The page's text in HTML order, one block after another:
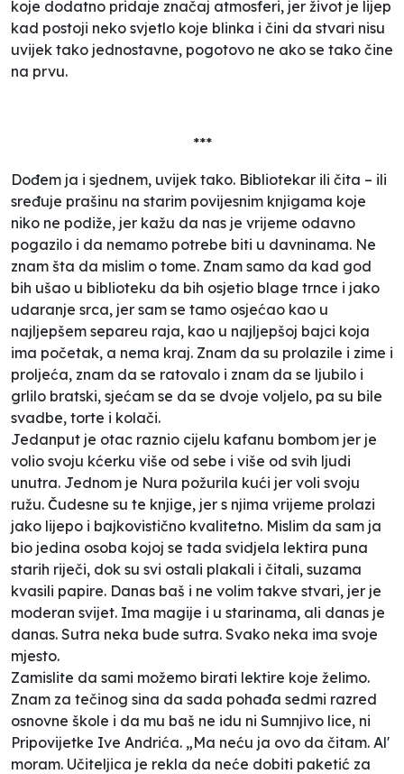
koje dodatno pridaje značaj atmosferi, jer život je lijep
kad postoji neko svjetlo koje blinka i čini da stvari nisu
uvijek tako jednostavne, pogotovo ne ako se tako čine
na prvu.
***
Dođem ja i sjednem, uvijek tako. Bibliotekar ili čita – ili
sređuje prašinu na starim povijesnim knjigama koje
niko ne podiže, jer kažu da nas je vrijeme odavno
pogazilo i da nemamo potrebe biti u davninama. Ne
znam šta da mislim o tome. Znam samo da kad god
bih ušao u biblioteku da bih osjetio blage trnce i jako
udaranje srca, jer sam se tamo osjećao kao u
najljepšem separeu raja, kao u najljepšoj bajci koja
ima početak, a nema kraj. Znam da su prolazile i zime i
proljeća, znam da se ratovalo i znam da se ljubilo i
grlilo bratski, sjećam se da se dvoje voljelo, pa su bile
svadbe, torte i kolači.
Jedanput je otac raznio cijelu kafanu bombom jer je
volio svoju kćerku više od sebe i više od svih ljudi
unutra. Jednom je Nura požurila kući jer voli svoju
ružu. Čudesne su te knjige, jer s njima vrijeme prolazi
jako lijepo i bajkovistično kvalitetno. Mislim da sam ja
bio jedina osoba kojoj se tada svidjela lektira puna
starih riječi, dok su svi ostali plakali i čitali, suzama
kvasili papire. Danas baš i ne volim takve stvari, jer je
moderan svijet. Ima magije i u starinama, ali danas je
danas. Sutra neka bude sutra. Svako neka ima svoje
mjesto.
Zamislite da sami možemo birati lektire koje želimo.
Znam za tečinog sina da sada pohađa sedmi razred
osnovne škole i da mu baš ne idu ni Sumnjivo lice, ni
Pripovijetke Ive Andrića. „Ma neću ja ovo da čitam. Al'
moram. Učiteljica je rekla da neće dobiti paketić za